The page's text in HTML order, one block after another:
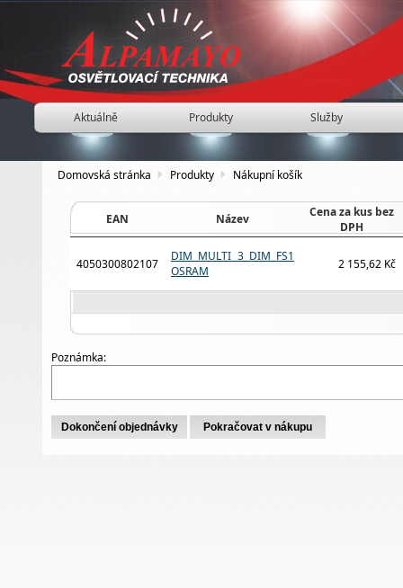
Aktuálně Produkty Služby
Domovská stránka Produkty Nákupní košík
EAN Název
Cena za kus bez
DPH
4050300802107
DIM MULTI 3 DIM FS1
OSRAM
2 155,62 Kč
Poznámka: